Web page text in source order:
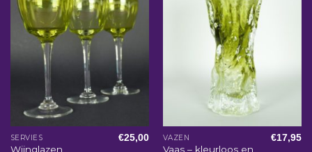
SERVIES
Wijnglazen
€25,00 VAZEN
Vaas – kleurloos en
€17,95